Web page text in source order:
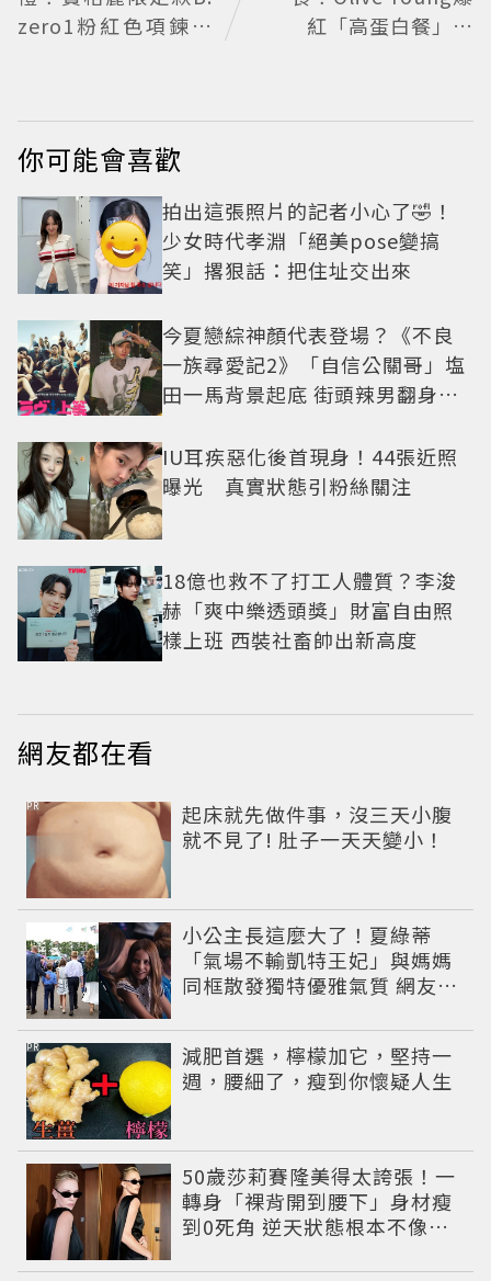
zero1粉紅色項鍊甜
紅「高蛋白餐」曝
肉
你可能會喜歡
拍出這張照片的記者小心了🤣！
少女時代孝淵「絕美pose變搞
笑」撂狠話：把住址交出來
今夏戀綜神顏代表登場？《不良
一族尋愛記2》「自信公關哥」塩
田一馬背景起底 街頭辣男翻身當
IU耳疾惡化後首現身！44張近照
曝光 真實狀態引粉絲關注
18億也救不了打工人體質？李浚
赫「爽中樂透頭獎」財富自由照
樣上班 西裝社畜帥出新高度
網友都在看
起床就先做件事，沒三天小腹
就不見了! 肚子一天天變小！
PR
小公主長這麼大了！夏綠蒂
「氣場不輸凱特王妃」與媽媽
同框散發獨特優雅氣質 網友狂
減肥首選，檸檬加它，堅持一
週，腰細了，瘦到你懷疑人生
PR
50歲莎莉賽隆美得太誇張！一
轉身「裸背開到腰下」身材瘦
到0死角 逆天狀態根本不像年